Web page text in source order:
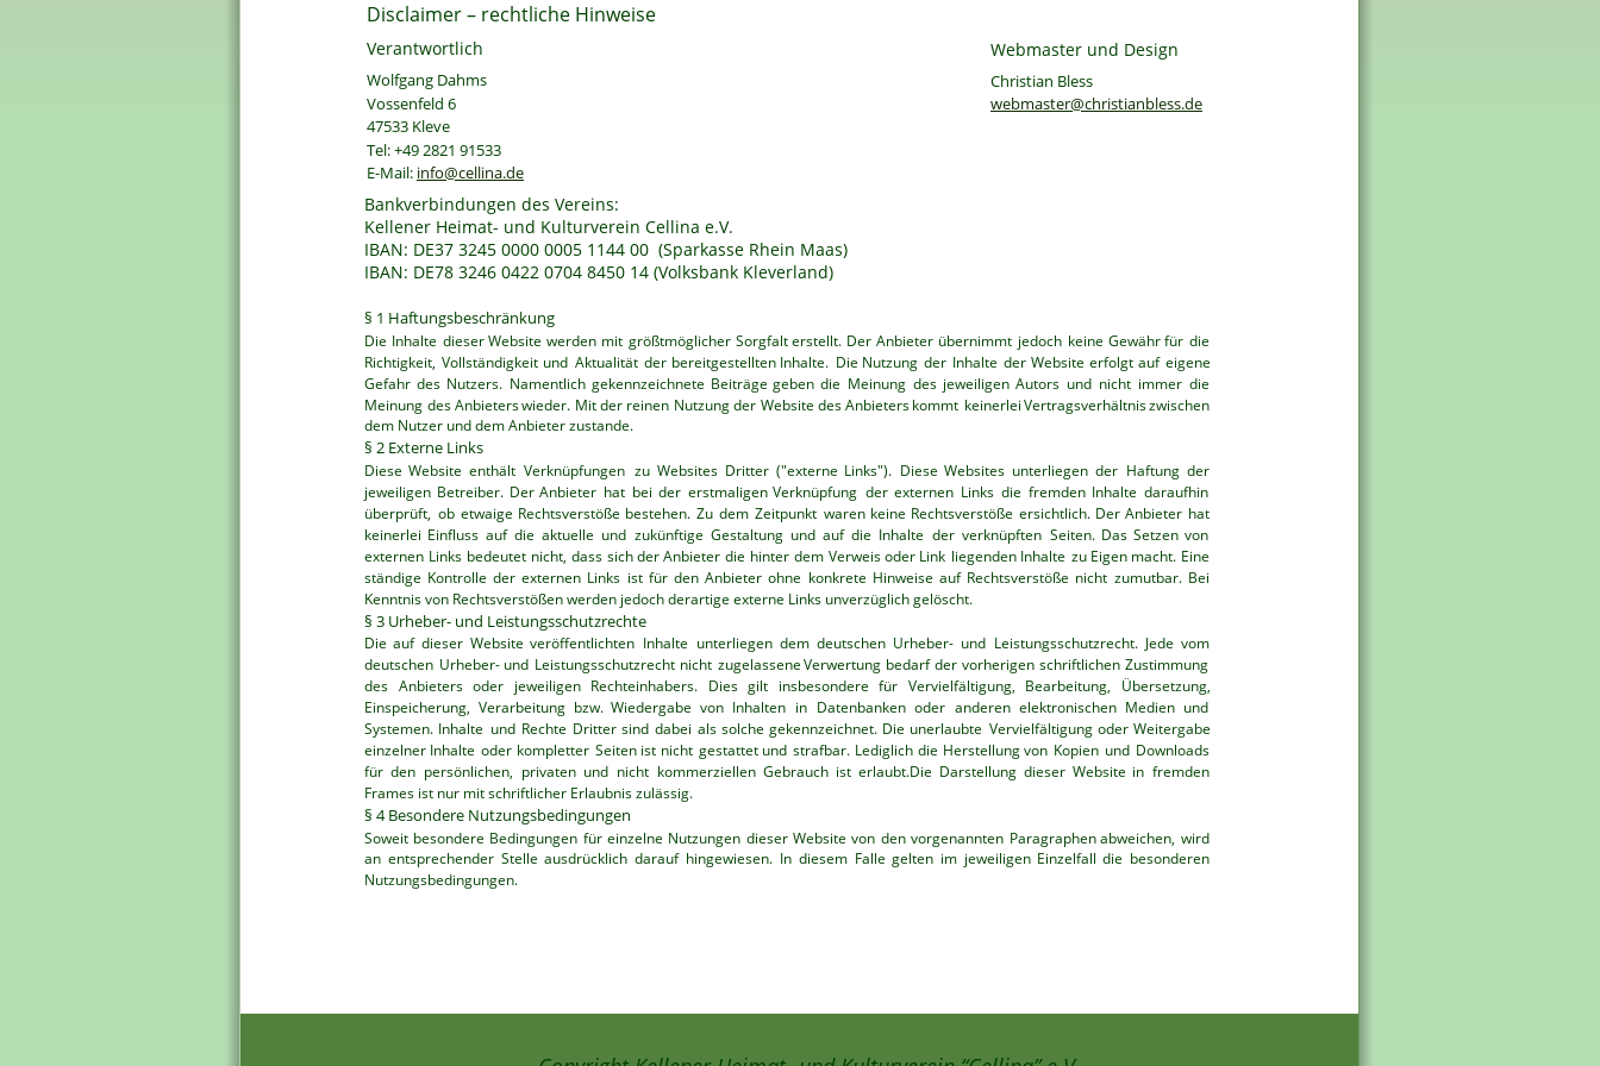
Disclaimer – rechtliche Hinweise
Verantwortlich
Wolfgang Dahms
Vossenfeld 6
47533 Kleve
Tel: +49 2821 91533
E-Mail: info@cellina.de
Webmaster und Design
Christian Bless
webmaster@christianbless.de
§ 1 Haftungsbeschränkung
Die Inhalte dieser Website werden mit größtmöglicher Sorgfalterstellt. Der Anbieter übernimmt jedoch keine Gewähr für die
Richtigkeit, Vollständigkeit und Aktualität der bereitgestellten Inhalte. Die Nutzung der Inhalte der Website erfolgt auf eigene
Gefahr des Nutzers. Namentlich gekennzeichnete Beiträge geben die Meinung des jeweiligen Autors und nicht immer die
Meinung des Anbieterswieder. Mitder reinen Nutzung der Website des Anbieters kommt keinerleiVertragsverhältniszwischen
dem Nutzer und dem Anbieter zustande.
§ 2 Externe Links
Diese Website enthält Verknüpfungen zu Websites Dritter ("externe Links"). Diese Websites unterliegen der Haftung der
jeweiligen Betreiber. Der Anbieter hat bei der erstmaligen Verknüpfung der externen Links die fremden Inhalte daraufhin
überprüft, ob etwaige Rechtsverstöße bestehen. Zu dem Zeitpunkt waren keine Rechtsverstöße ersichtlich. Der Anbieter hat
keinerlei Einfluss auf die aktuelle und zukünftige Gestaltung und auf die Inhalte der verknüpften Seiten. Das Setzen von
externen Links bedeutet nicht, dass sich der Anbieter die hinter dem Verweisoder Link liegenden Inhalte zu Eigen macht. Eine
ständige Kontrolle der externen Links ist für den Anbieter ohne konkrete Hinweise auf Rechtsverstöße nicht zumutbar. Bei
Kenntnis von Rechtsverstößen werden jedoch derartige externe Links unverzüglich gelöscht.
§ 3 Urheber- und Leistungsschutzrechte
Die auf dieser Website veröffentlichten Inhalte unterliegen dem deutschen Urheber- und Leistungsschutzrecht. Jede vom
deutschen Urheber- und Leistungsschutzrecht nicht zugelasseneVerwertung bedarf der vorherigen schriftlichen Zustimmung
des Anbieters oder jeweiligen Rechteinhabers. Dies gilt insbesondere für Vervielfältigung, Bearbeitung,
Übersetzung,
Einspeicherung, Verarbeitung bzw. Wiedergabe von Inhalten in Datenbanken oder anderen elektronischen Medien und
Systemen. Inhalte und Rechte Dritter sind dabei als solche gekennzeichnet. Die unerlaubte Vervielfältigung oder Weitergabe
einzelner Inhalte oder kompletter Seiten ist nicht gestattet und strafbar. Lediglich die Herstellung von Kopien und Downloads
für den persönlichen, privaten und nicht kommerziellen Gebrauch ist erlaubt.Die Darstellung dieser Website in fremden
Frames ist nur mit schriftlicher Erlaubnis zulässig.
§ 4 Besondere Nutzungsbedingungen
Soweit besondere Bedingungen für einzelne Nutzungen dieser Website von den vorgenannten Paragraphenabweichen, wird
an entsprechender Stelle ausdrücklich darauf hingewiesen. In diesem Falle gelten im jeweiligen Einzelfall die besonderen
Nutzungsbedingungen.
Bankverbindungen des Vereins:
Kellener Heimat- und Kulturverein Cellina e.V.
IBAN: DE37 3245 0000 0005 1144 00  (Sparkasse Rhein Maas)
IBAN: DE78 3246 0422 0704 8450 14 (Volksbank Kleverland)